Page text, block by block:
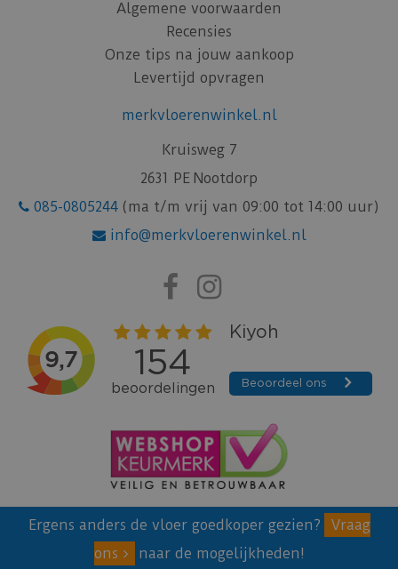
Algemene voorwaarden
Recensies
Onze tips na jouw aankoop
Levertijd opvragen
merkvloerenwinkel.nl
Kruisweg 7
2631 PE Nootdorp
085-0805244 (ma t/m vrij van 09:00 tot 14:00 uur)
info@merkvloerenwinkel.nl
Ergens anders de vloer goedkoper gezien?
Vraag
ons
naar de mogelijkheden!